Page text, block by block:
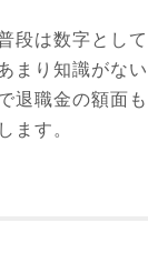
段は数字として
まり知識がない
退職金の額面も
ます。